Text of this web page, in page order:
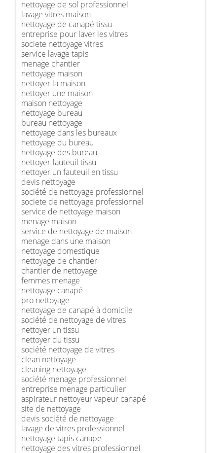
nettoyage de sol professionnel
lavage vitres maison
nettoyage de canapé tissu
entreprise pour laver les vitres
societe nettoyage vitres
service lavage tapis
menage chantier
nettoyage maison
nettoyer la maison
nettoyer une maison
maison nettoyage
nettoyage bureau
bureau nettoyage
nettoyage dans les bureaux
nettoyage du bureau
nettoyage des bureau
nettoyer fauteuil tissu
nettoyer un fauteuil en tissu
devis nettoyage
société de nettoyage professionnel
societe de nettoyage professionnel
service de nettoyage maison
menage maison
service de nettoyage de maison
menage dans une maison
nettoyage domestique
nettoyage de chantier
chantier de nettoyage
femmes menage
nettoyage canapé
pro nettoyage
nettoyage de canapé à domicile
société de nettoyage de vitres
nettoyer un tissu
nettoyer du tissu
société nettoyage de vitres
clean nettoyage
cleaning nettoyage
société menage professionnel
entreprise menage particulier
aspirateur nettoyeur vapeur canapé
site de nettoyage
devis société de nettoyage
lavage de vitres professionnel
nettoyage tapis canape
nettoyage des vitres professionnel